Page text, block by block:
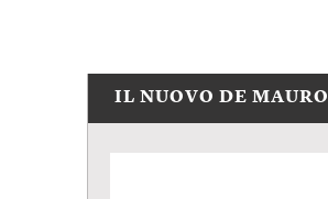
IL NUOVO DE MAURO